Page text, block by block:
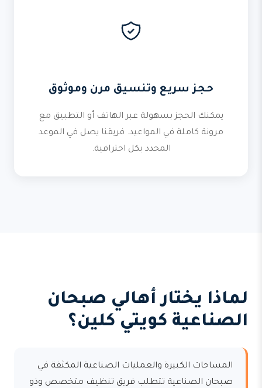
حجز سريع وتنسيق مرن وموثوق
يمكنك الحجز بسهولة عبر الهاتف أو التطبيق مع
مرونة كاملة في المواعيد. فريقنا يصل في الموعد
المحدد بكل احترافية.
لماذا يختار أهالي صبحان
الصناعية كويتي كلين؟
المساحات الكبيرة والعمليات الصناعية المكثفة في
صبحان الصناعية تتطلب فريق تنظيف متخصص وذو